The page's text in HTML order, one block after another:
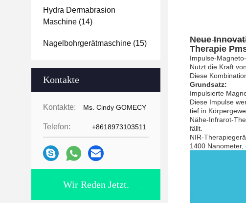
Hydra Dermabrasion
Maschine (14)
Nagelbohrgerätmaschine (15)
Kontakte
Kontakte: Ms. Cindy GOMECY
Telefon: +8618973103511
Wir Reden Jetzt.
Neue
Therapie
Impulse-
Nutzt die Kraft
Diese
Grundsatz:
Impulsierte
Diese Impulse
tief in
Nähe-Infrarot-
fällt.
NIR-
1400 Nanometer,